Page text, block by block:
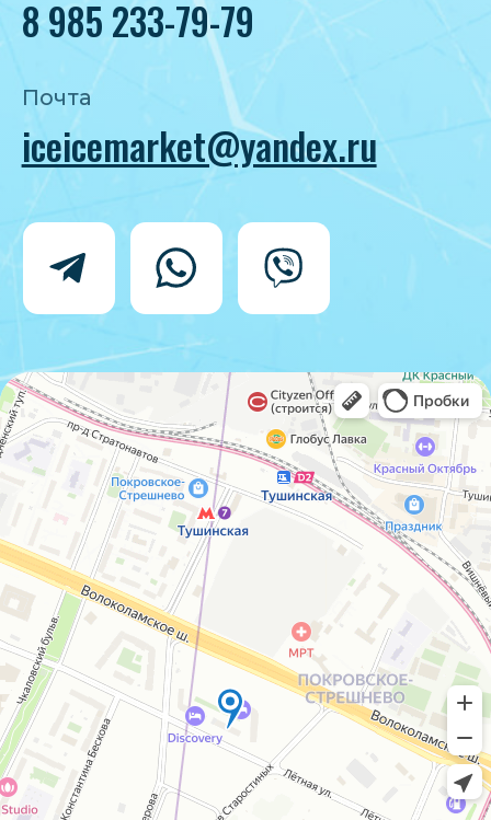
Политика конфиденциальности
Согласие на обработку персональных
IceIceMarket © 2025